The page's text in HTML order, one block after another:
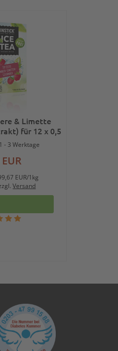
& Limette
für 12 x 0,5
Getränk
- 3 Werktage
EUR/1kg
Versand